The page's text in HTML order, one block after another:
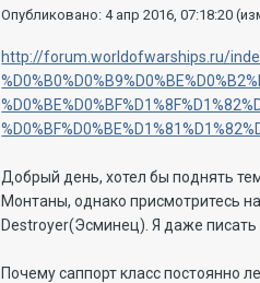
Опубликовано:4 апр 2016, 07:18:20
http://forum.worldofwarships.ru/
Добрый день, хотел бы поднять
Монтаны, однако присмотритесь
Destroyer(Эсминец). Я даже
Почему саппорт класс постоянно